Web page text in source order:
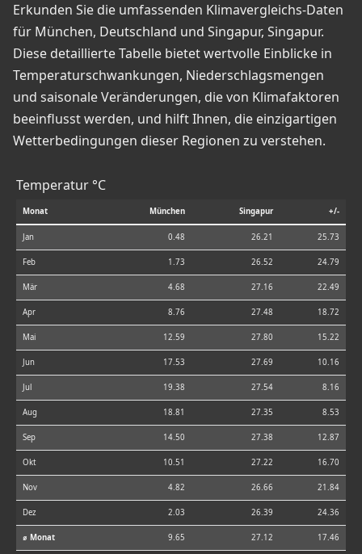
Erkunden Sie die umfassenden Klimavergleichs-Daten
für München, Deutschland und Singapur, Singapur.
Diese detaillierte Tabelle bietet wertvolle Einblicke in
Temperaturschwankungen, Niederschlagsmengen
und saisonale Veränderungen, die von Klimafaktoren
beeinflusst werden, und hilft Ihnen, die einzigartigen
Wetterbedingungen dieser Regionen zu verstehen.
Temperatur °C
Monat München Singapur +/-
Jan 0.48 26.21 25.73
Feb 1.73 26.52 24.79
Mär 4.68 27.16 22.49
Apr 8.76 27.48 18.72
Mai 12.59 27.80 15.22
Jun 17.53 27.69 10.16
Jul 19.38 27.54 8.16
Aug 18.81 27.35 8.53
Sep 14.50 27.38 12.87
Okt 10.51 27.22 16.70
Nov 4.82 26.66 21.84
Dez 2.03 26.39 24.36
⌀ Monat 9.65 27.12 17.46